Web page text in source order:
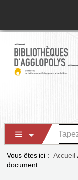
Vous êtes ici : Accueil
document